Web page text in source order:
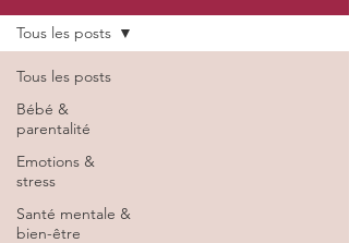
Tous les posts
Bébé &
parentalité
Emotions &
stress
Santé mentale &
bien-être
Tous les posts